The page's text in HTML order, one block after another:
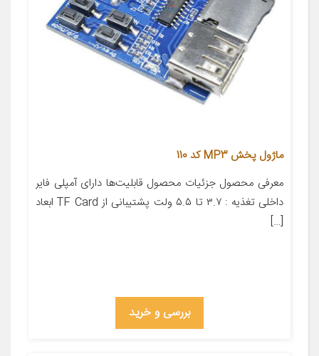
ماژول پخش MP3 کد 110
معرفی محصول جزئیات محصول قابلیت‌ها دارای آمپلی فایر
داخلی تغذیه : ۳.۷ تا ۵.۵ ولت پشتیبانی از TF Card ابعاد
[…]
بررسی و خرید